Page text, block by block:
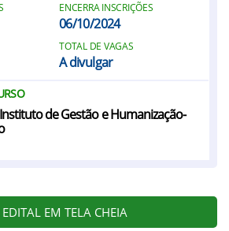
ENCERRA INSCRIÇÕES
06/10/2024
TOTAL DE VAGAS
A divulgar
de Gestão e Humanização-
EDITAL EM TELA CHEIA